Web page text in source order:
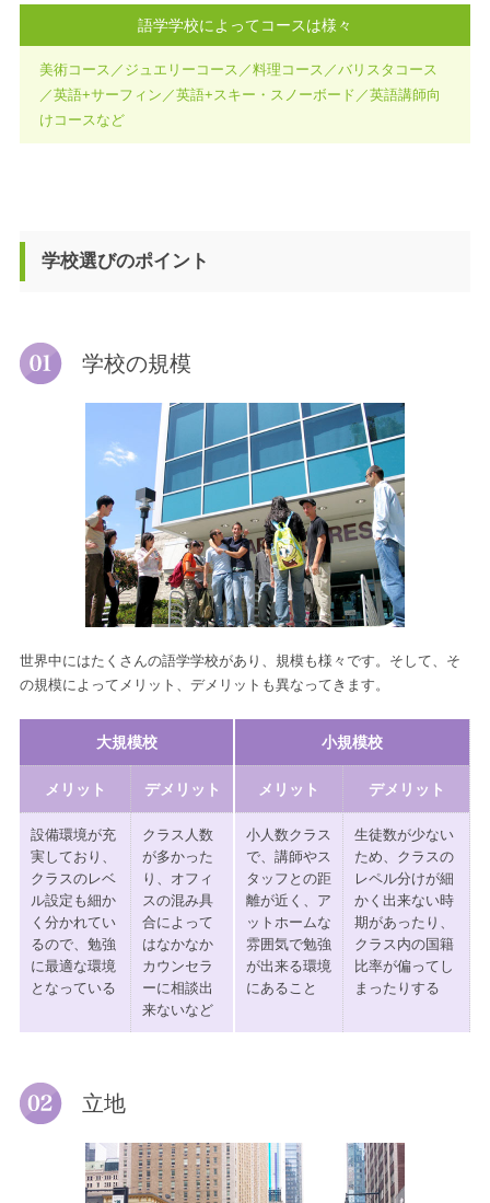
語学学校によってコースは様々
美術コース／ジュエリーコース／料理コース／バリスタコース
／英語+サーフィン／英語+スキー・スノーボード／英語講師向
けコースなど
学校選びのポイント
学校の規模
世界中にはたくさんの語学学校があり、規模も様々です。そして、そ
の規模によってメリット、デメリットも異なってきます。
大規模校 小規模校
メリット デメリット メリット デメリット
設備環境が充
実しており、
クラスのレベ
ル設定も細か
く分かれてい
るので、勉強
に最適な環境
となっている
クラス人数
が多かった
り、オフィ
スの混み具
合によって
はなかなか
カウンセラ
ーに相談出
来ないなど
小人数クラス
で、講師やス
タッフとの距
離が近く、ア
ットホームな
雰囲気で勉強
が出来る環境
にあること
生徒数が少ない
ため、クラスの
レペル分けが細
かく出来ない時
期があったり、
クラス内の国籍
比率が偏ってし
まったりする
立地